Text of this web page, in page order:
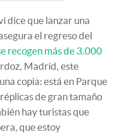
dice que lanzar una
el regreso del
recogen más de 3.000
Madrid, este
copia: está en Parque
de gran tamaño
hay turistas que
que estoy